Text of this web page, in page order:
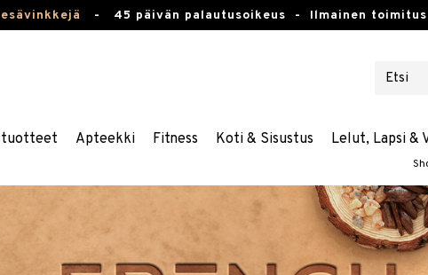
- 45 päivän palautusoikeus - Ilmainen
Apteekki Fitness Koti & Sisustus Lelut, Lapsi &